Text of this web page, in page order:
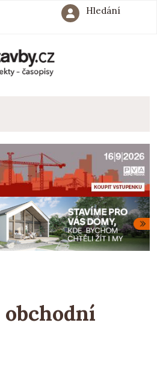
Hledání
obchodní